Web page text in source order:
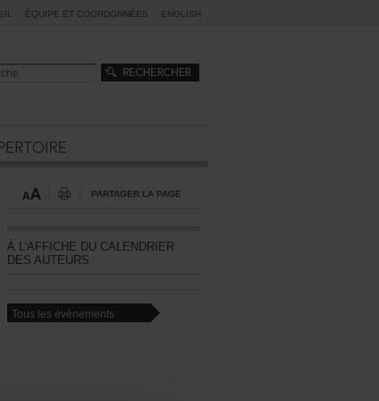
ÉQUIPEETCOORDONNÉES ENGLISH
PARTAGERLAPAGE
ÀL'AFFICHEDUCALENDRIER
DESAUTEURS
Touslesévénements